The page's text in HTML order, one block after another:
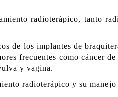
radioterápico, tanto
de los implantes de
frecuentes como cáncer
y vagina.
radioterápico y su manejo